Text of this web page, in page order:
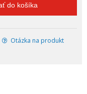
do košíka
Otázka na produkt